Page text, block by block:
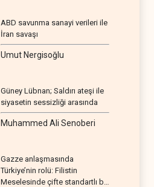
ABD savunma sanayi verileri ile
İran savaşı
Umut Nergisoğlu
Güney Lübnan; Saldırı ateşi ile
siyasetin sessizliği arasında
Muhammed Ali Senoberi
Gazze anlaşmasında
Türkiye’nin rolü: Filistin
Meselesinde çifte standartlı bir